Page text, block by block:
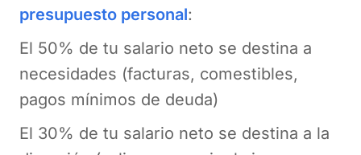
presupuesto personal:
El 50% de tu salario neto se destina a
necesidades (facturas, comestibles,
pagos mínimos de deuda)
El 30% de tu salario neto se destina a la